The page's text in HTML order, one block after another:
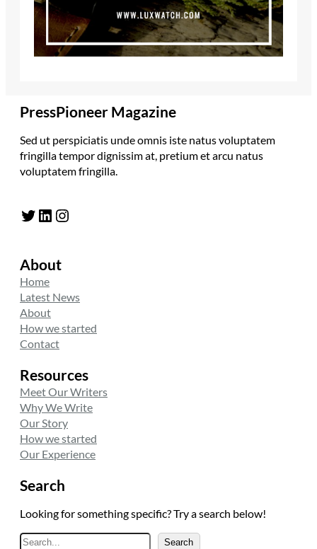
PressPioneer Magazine
Sed ut perspiciatis unde omnis iste natus voluptatem
fringilla tempor dignissim at, pretium et arcu natus
voluptatem fringilla.
Twitter LinkedIn Instagram
About
Home
Latest News
About
How we started
Contact
Resources
Meet Our Writers
Why We Write
Our Story
How we started
Our Experience
Search
Looking for something specific? Try a search below!
ASearch